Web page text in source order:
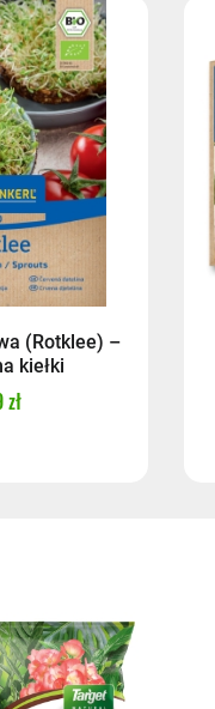
14,99 zł
roboczy)
14,99 zł
17,99 zł
17,99 zł
(Rotklee) –
kiełki
zł